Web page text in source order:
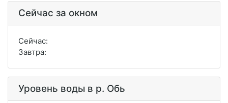
Сейчас за окном
Сейчас:
Завтра:
Уровень воды в р. Обь